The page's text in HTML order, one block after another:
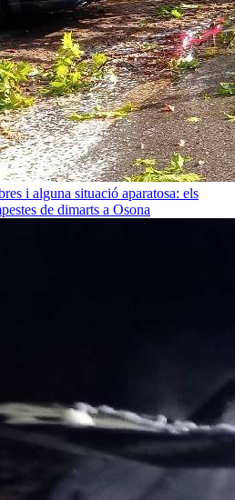
i alguna situació aparatosa: els
de dimarts a Osona